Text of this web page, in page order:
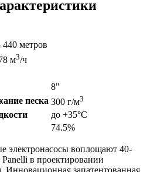
440 метров
м3/ч
8"
песка 300 г/м3
до +35°C
74.5%
электронасосы воплощают 40-
в проектировании
Инновационная запатентованная